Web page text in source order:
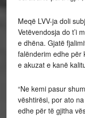
Meqë LVV-ja doli
Vetëvendosja do t’i
e dhëna. Gjatë
falënderim edhe për
e akuzat e kanë
“Ne kemi pasur
vështirësi, por ato
edhe për të gjitha